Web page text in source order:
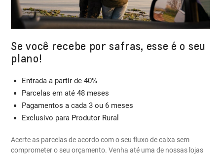
Se você recebe por safras, esse é o seu
plano!
Entrada a partir de 40%
Parcelas em até 48 meses
Pagamentos a cada 3 ou 6 meses
Exclusivo para Produtor Rural
Acerte as parcelas de acordo com o seu fluxo de caixa sem
comprometer o seu orçamento. Venha até uma de nossas lojas